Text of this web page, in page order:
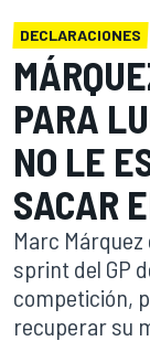
DECLARACIONES
PARA
NO LE
SACAR
Marc
sprint del GP
competición,
recuperar su